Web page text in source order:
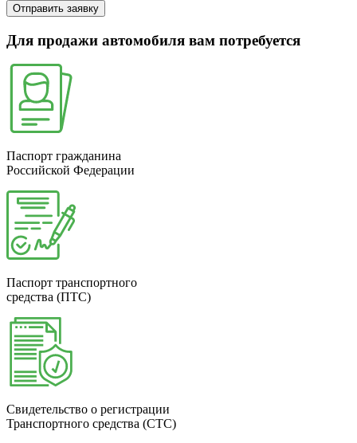
Отправить заявку
Для продажи автомобиля вам потребуется
Паспорт гражданина
Российской Федерации
Паспорт транспортного
средства (ПТС)
Свидетельство о регистрации
Транспортного средства (СТС)